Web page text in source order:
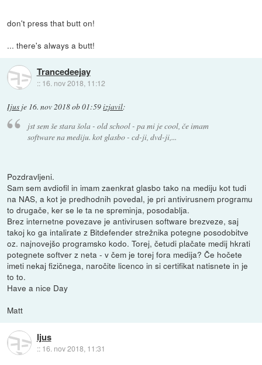
don't press that butt on!
... there's always a butt!
Trancedeejay
:: 16. nov 2018, 11:12
Ijus je 16. nov 2018 ob 01:59izjavil:
jst sem še stara šola - old school - pa mi je cool, če imam
software na mediju. kot glasbo - cd-ji, dvd-ji,...
Pozdravljeni.
Sam sem avdiofil in imam zaenkrat glasbo tako na mediju kot tudi
na NAS, a kot je predhodnih povedal, je pri antivirusnem programu
to drugače, ker se le ta ne spreminja, posodablja.
Brez internetne povezave je antivirusen software brezveze, saj
takoj ko ga intalirate z Bitdefender strežnika potegne posodobitve
oz. najnovejšo programsko kodo. Torej, četudi plačate medij hkrati
potegnete softver z neta - v čem je torej fora medija? Če hočete
imeti nekaj fizičnega, naročite licenco in si certifikat natisnete in je
to to.
Have a nice Day
Matt
Ijus
:: 16. nov 2018, 11:31